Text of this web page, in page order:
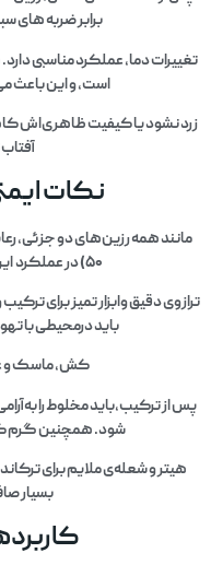
برابر ضربه‌
است، و این باعث
زرد نشود یا کیفیت ظاهری‌اش
نکات
۵۰) در عملکرد این رزین حیاتی است. استفاده از
ترازوی دقیق وابزار تمیز برای
باید درمحیطی با
کش، ماسک و
پس از ترکیب،باید مخلوط را
شود. همچنین گرم
هیتر و شعله‌ی ملایم برای
بسیار